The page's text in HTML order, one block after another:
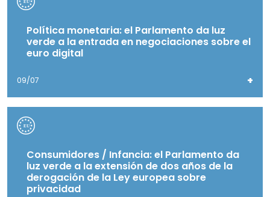
Política monetaria: el Parlamento da luz
verde a la entrada en negociaciones sobre el
euro digital
09/07 +
Consumidores / Infancia: el Parlamento da
luz verde a la extensión de dos años de la
derogación de la Ley europea sobre
privacidad